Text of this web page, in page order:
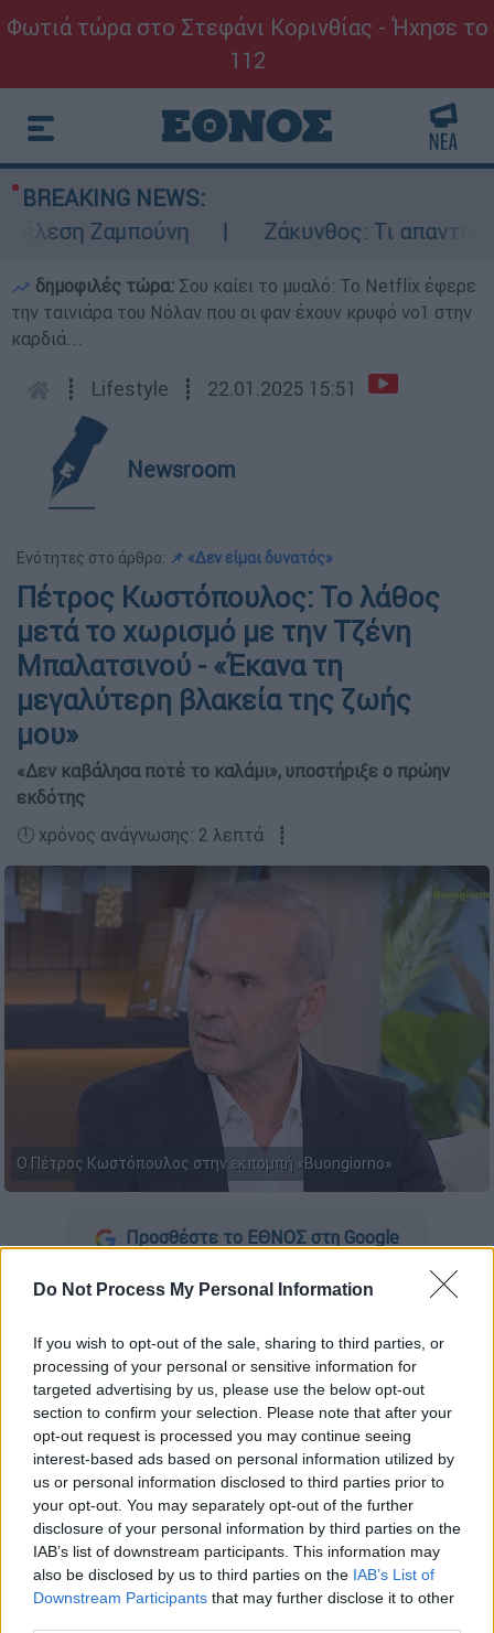
Do Not Process My Personal Information
If you wish to opt-out of the sale, sharing to third parties, or
processing of your personal or sensitive information for
targeted advertising by us, please use the below opt-out
section to confirm your selection. Please note that after your
opt-out request is processed you may continue seeing
interest-based ads based on personal information utilized by
us or personal information disclosed to third parties prior to
your opt-out. You may separately opt-out of the further
disclosure of your personal information by third parties on the
IAB’s list of downstream participants. This information may
also be disclosed by us to third parties on the IAB’s List of
Downstream Participants that may further disclose it to other
Φωτιά τώρα στο Στεφάνι Κορινθίας - Ήχησε το
112
BREAKING NEWS:
Ζαμπούνη
Ζάκυνθος: Τι απαντά η
δημοφιλές τώρα: Σου καίει το μυαλό: Το Netflix έφερε
την ταινιάρα του Νόλαν που οι φαν έχουν κρυφό νο1 στην
καρδιά...
┋ Lifestyle ┋ 22.01.2025 15:51
Newsroom
Ενότητες στο άρθρο: 📌 «Δεν είμαι δυνατός»
Πέτρος Κωστόπουλος: Το λάθος
μετά το χωρισμό με την Τζένη
Μπαλατσινού - «Έκανα τη
μεγαλύτερη βλακεία της ζωής
μου»
«Δεν καβάλησα ποτέ το καλάμι», υποστήριξε ο πρώην
εκδότης
🕛 χρόνος ανάγνωσης: 2 λεπτά ┋
Ο Πέτρος Κωστόπουλος στην εκπομπή «Buongiorno»
Προσθέστε το ΕΘΝΟΣ στη Google
ΟΠέτρος Κωστόπουλοςβρέθηκε
μίλησε μεταξύ άλλων για την εμπειρία του
από την παρουσίαση πρωινής εκπομπής και
παραδέχτηκε πωςτο μεγαλύτερο λάθος του
ήταν που σταμάτησε από αυτή οικειοθελώς
όταν χώρισε από την Τζένη Μπαλατσινού.
ΔΙΑΒΑΣΤΕ ΕΠΙΣΗΣ
Lifestyle|22.01.2025 11:17
Γιώργος Γεροντιδάκης: «Δε θεωρώ